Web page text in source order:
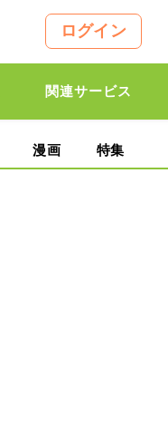
ログイン
関連サービス
漫画 特集